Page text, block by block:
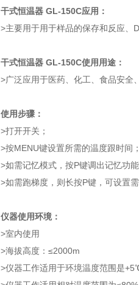
干式恒温器 GL-150C应用：
>主要用于用于样品的保存和反应、
干式恒温器 GL-150C使用用途：
>广泛应用于医药、化工、食品安全
使用步骤：
>打开开关；
>按MENU键设置所需的温度跟时间；
>如需记忆模式，按P键调出记忆功
>如需跑梯度，则长按P键，可设置
仪器使用环境：
>室内使用
>海拔高度：≤2000m
>仪器工作适用于环境温度范围是